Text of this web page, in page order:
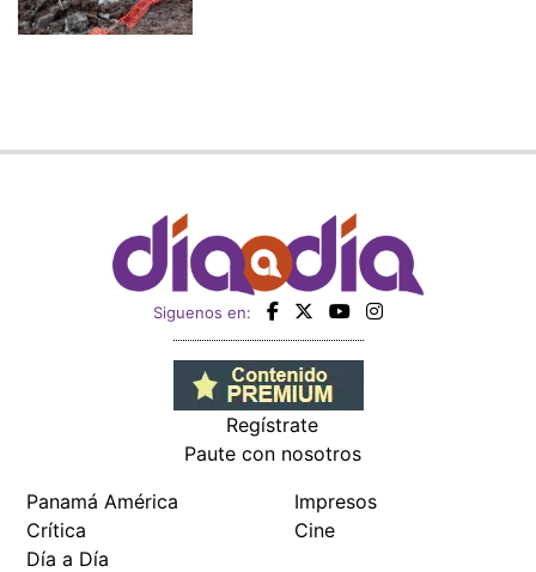
Siguenos en:
Regístrate
Paute con nosotros
Panamá América
Crítica
Día a Día
Impresos
Cine